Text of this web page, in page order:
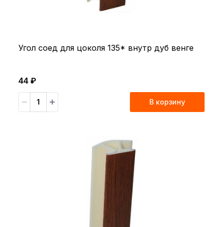
Угол соед для цоколя 135* внутр дуб венге
44 ₽
В корзину